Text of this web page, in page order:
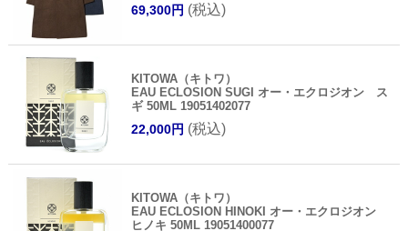
69,300円 (税込)
KITOWA（キトワ）
EAU ECLOSION SUGI オー・エクロジオン ス
ギ 50ML 19051402077
22,000円 (税込)
KITOWA（キトワ）
EAU ECLOSION HINOKI オー・エクロジオン
ヒノキ 50ML 19051400077